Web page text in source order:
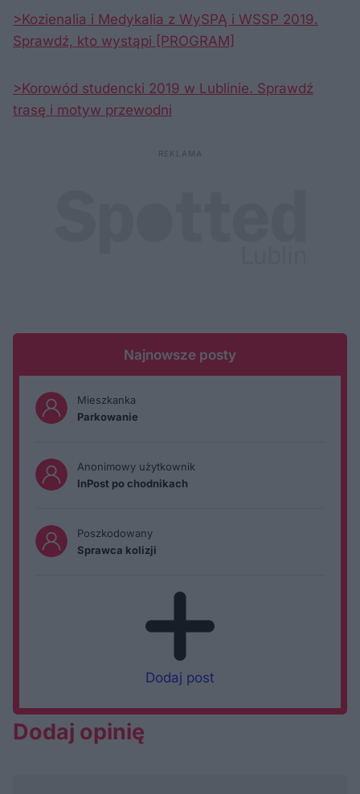
>Kozienalia i Medykalia z WySPĄ i WSSP 2019.
Sprawdź, kto wystąpi [PROGRAM]
>Korowód studencki 2019 w Lublinie. Sprawdź
trasę i motyw przewodni
Najnowsze posty
Mieszkanka
Parkowanie
Anonimowy użytkownik
InPost po chodnikach
Poszkodowany
Sprawca kolizji
Dodaj post
Dodaj opinię